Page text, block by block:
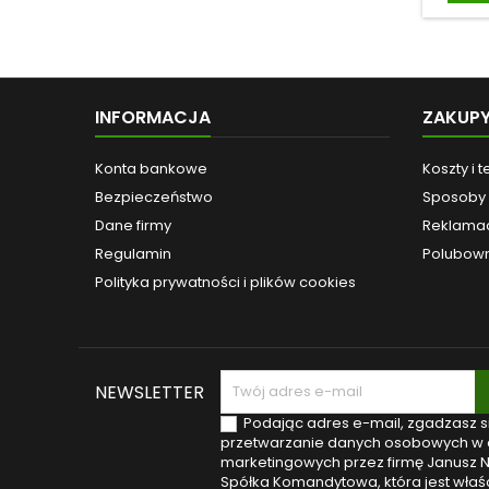
które
INFORMACJA
Konta bankowe
Bezpieczeństwo
Dane firmy
Regulamin
Polityka prywatności i plików cookies
Koszty i
Sposoby
NEWSLETTER
Podając adres e-mail, zgadzasz
przetwarzanie danych osobowych w
marketingowych przez firmę Janusz
Spółka Komandytowa, która jest